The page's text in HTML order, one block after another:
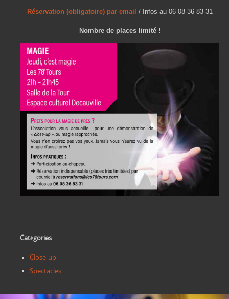
Réservation (obligatoire) par email / Infos au 06 08 36 83 31
Nombre de places limité !
Catégories
Close-up
Spectacles